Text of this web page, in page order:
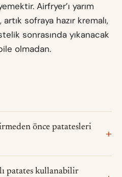
Airfryer’ı yarım
sofraya hazır kremalı,
sonrasında yıkanacak
olmadan.
önce patatesleri
patates kullanabilir